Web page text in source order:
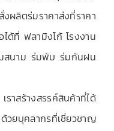
ตร่มราคาส่งที่ราคา
ด้ที่ ฟลามิงโก้ โรงงาน
สนาม ร่มพับ ร่มกันฝน
สร้างสรรค์สินค้าที่ได้
วยบุคลากรที่เชี่ยวชาญ